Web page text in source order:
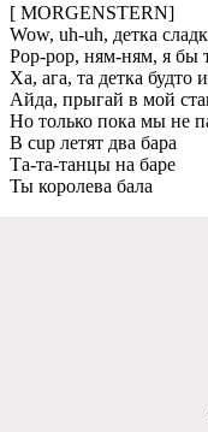
[ MORGENSTERN]
Wow, uh-uh, детка
Pop-pop, ням-ням, я бы
Ха, ага, та детка будто
Айда, прыгай в мой
Но только пока мы не
В cup летят два бара
Та-та-танцы на баре
Ты королева бала